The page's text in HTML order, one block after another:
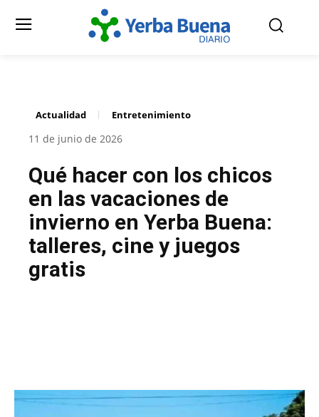
Actualidad Entretenimiento
11 de junio de 2026
Qué hacer con los chicos
en las vacaciones de
invierno en Yerba Buena:
talleres, cine y juegos
gratis